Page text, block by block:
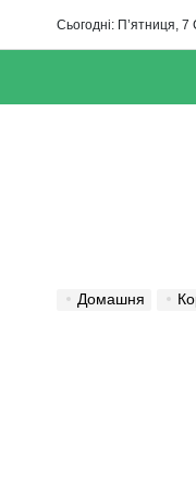
Сьогодні: П’ятниця,
Домашня